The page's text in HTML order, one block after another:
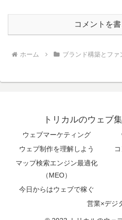
コメントを
ホーム ブランド構築とファ
トリカルのウェブ
ウェブマーケティング
ウェブ制作を理解しよう
マップ検索エンジン最適化
（MEO）
今日からはウェブで稼ぐ
営業×デジ